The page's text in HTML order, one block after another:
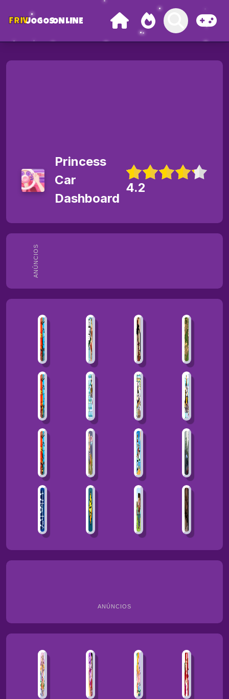
FRIVJOGOSONLINE
ANÚNCIOS
Princess
Car
Dashboard
4.2
ANÚNCIOS